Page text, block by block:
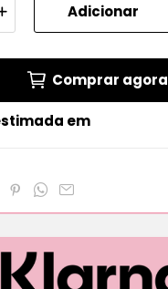
Adicionar
Comprar agora
em